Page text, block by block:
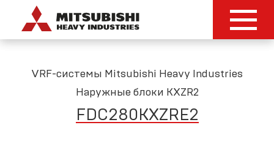
VRF-системы Mitsubishi Heavy Industries
Наружные блоки KXZR2
FDC280KXZRE2